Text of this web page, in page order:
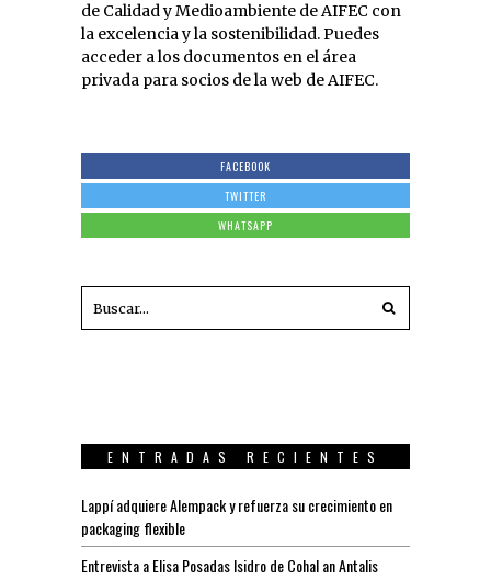
de Calidad y Medioambiente de AIFEC con
la excelencia y la sostenibilidad. Puedes
acceder a los documentos en el área
privada para socios de la web de AIFEC.
FACEBOOK
TWITTER
WHATSAPP
ENTRADAS RECIENTES
Lappí adquiere Alempack y refuerza su crecimiento en
packaging flexible
Entrevista a Elisa Posadas Isidro de Cohal an Antalis